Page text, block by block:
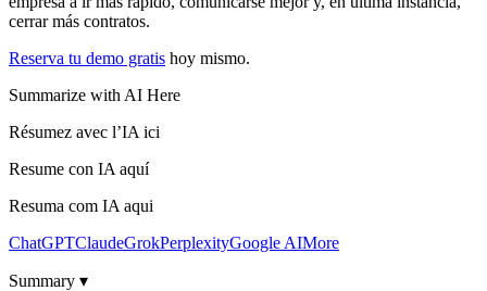
cerrar más contratos.
Reserva tu demo gratis hoy mismo.
Summarize with AI Here
Résumez avec l’IA ici
Resume con IA aquí
Resuma com IA aqui
ChatGPTClaudeGrokPerplexityGoogle AIMore
Summary ▾